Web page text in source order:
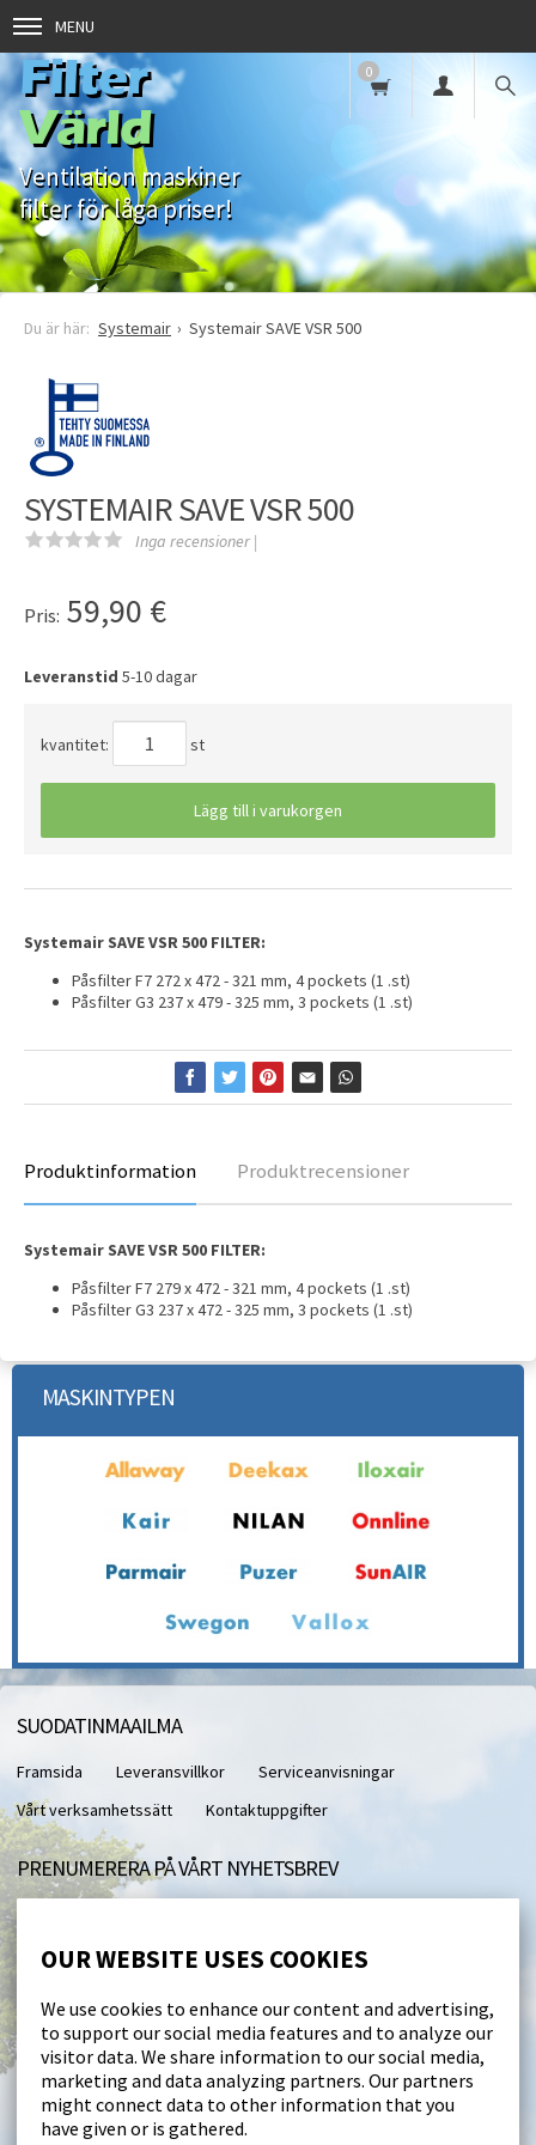
OUR WEBSITE USES COOKIES
We use cookies to enhance our content and advertising,
to support our social media features and to analyze our
visitor data. We share information to our social media,
marketing and data analyzing partners. Our partners
might connect data to other information that you
have given or is gathered.
MENU
Filter
Värld
Ventilation maskiner
filter för låga priser!
0
Systemair Systemair SAVE VSR 500
SYSTEMAIR SAVE VSR 500
Inga recensioner |
Pris: 59,90 €
Leveranstid 5-10 dagar
kvantitet: st
Lägg till i varukorgen
Systemair SAVE VSR 500 FILTER:
Påsfilter F7 272 x 472 - 321 mm, 4 pockets (1 .st)
Påsfilter G3 237 x 479 - 325 mm, 3 pockets (1 .st)
Produktinformation Produktrecensioner
Systemair SAVE VSR 500 FILTER:
Påsfilter F7 279 x 472 - 321 mm, 4 pockets (1 .st)
Påsfilter G3 237 x 472 - 325 mm, 3 pockets (1 .st)
MASKINTYPEN
SUODATINMAAILMA
Framsida Leveransvillkor
Serviceanvisningar
Vårt verksamhetssätt
Kontaktuppgifter
PRENUMERERA PÅ VÅRT NYHETSBREV
Beställ
FÖLJ OSS